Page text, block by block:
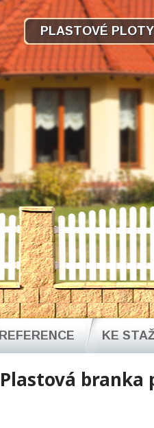
REFERENCE KE
PLASTOVÉ PLOTY
Plastová branka